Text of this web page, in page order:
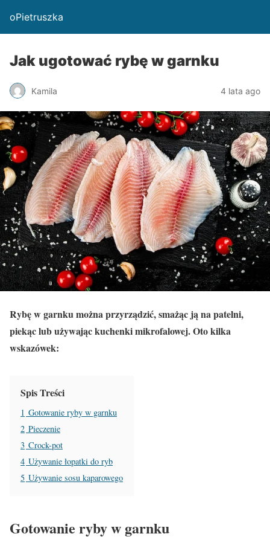
oPietruszka
Jak ugotować rybę w garnku
Kamila 4 lata ago
Rybę w garnku można przyrządzić, smażąc ją na patelni,
piekąc lub używając kuchenki mikrofalowej. Oto kilka
wskazówek:
Spis Treści
1 Gotowanie ryby w garnku
2 Pieczenie
3 Crock-pot
4 Używanie łopatki do ryb
5 Używanie sosu kaparowego
Gotowanie ryby w garnku